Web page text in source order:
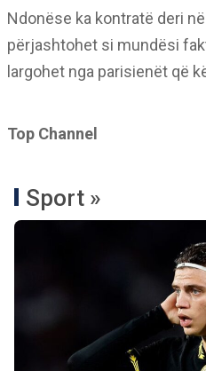
Ndonëse ka kontratë deri
përjashtohet si mundësi
largohet nga parisienët që
Top Channel
Sport »